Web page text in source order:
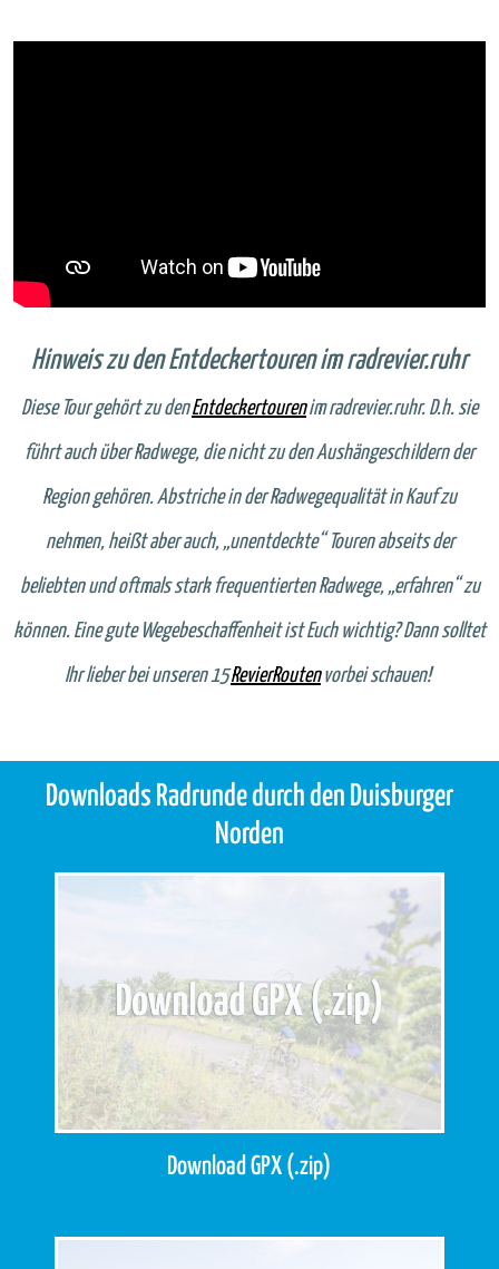
Hinweis zu den Entdeckertouren im radrevier.ruhr
Diese Tour gehört zu denEntdeckertourenim radrevier.ruhr. D.h. sie
führt auch über Radwege, die nicht zu den Aushängeschildern der
Region gehören. Abstriche in der Radwegequalität in Kauf zu
nehmen, heißt aber auch, „unentdeckte“ Touren abseits der
beliebten und oftmals stark frequentierten Radwege, „erfahren“ zu
können. Eine gute Wegebeschaffenheit ist Euch wichtig? Dann solltet
Ihr lieber bei unseren 15RevierRoutenvorbei schauen!
Downloads Radrunde durch den Duisburger
Norden
Download GPX (.zip)